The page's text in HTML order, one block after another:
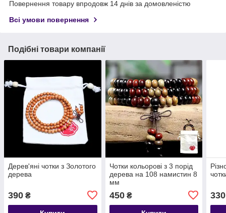
Повернення товару впродовж 14 днів за домовленістю
Всі умови повернення
Подібні товари компанії
Дерев'яні чотки з Золотого
дерева
390 ₴
Чотки кольорові з 3 порід
дерева на 108 намистин 8
мм
450₴ 330